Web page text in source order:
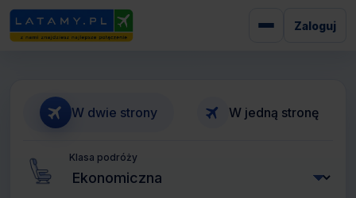
Zaloguj
W dwie strony W jedną stronę
Klasa podróży